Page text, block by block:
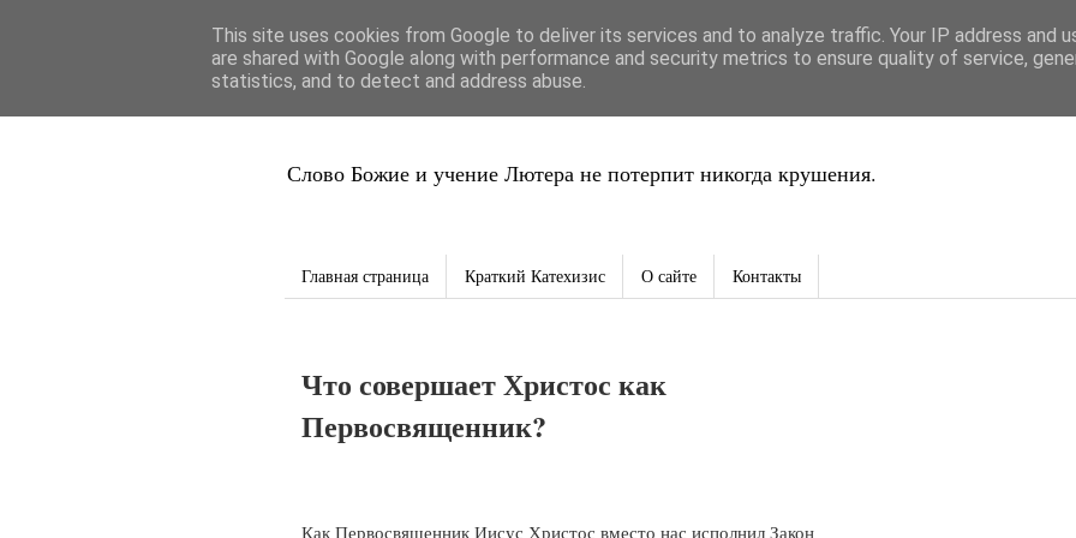
Благая Весть
Слово Божие и учение Лютера не потерпит никогда крушения.
Главная страница Краткий Катехизис О сайте Контакты
Что совершает Христос как
Первосвященник?
Как Первосвященник Иисус Христос вместо нас исполнил Закон
This site uses cookies from Google to deliver its services and to analyze traffic. Your IP address and
are shared with Google along with performance and security metrics to ensure quality of service,
statistics, and to detect and address abuse.